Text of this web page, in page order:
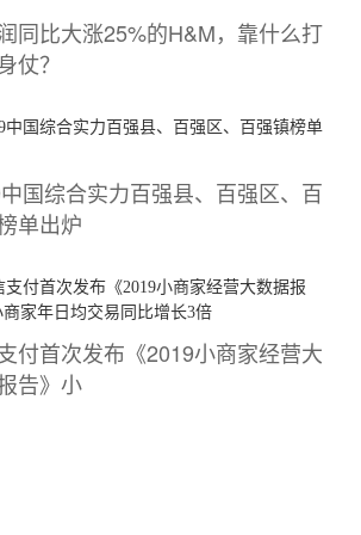
同比大涨25%的H&M，靠什么打
仗？
国综合实力百强县、百强区、百
单出炉
付首次发布《2019小商家经营大
告》小